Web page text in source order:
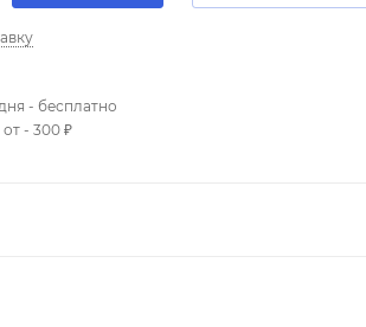
- бесплатно
от - 300 ₽